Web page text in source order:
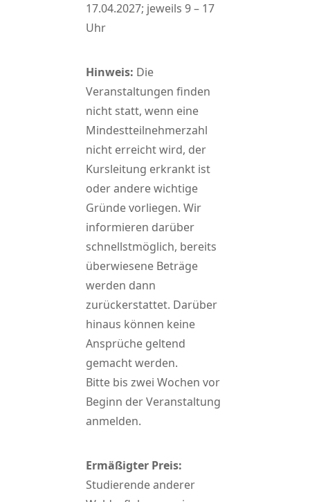
17.04.2027; jeweils 9 – 17
Uhr
Hinweis: Die
Veranstaltungen finden
nicht statt, wenn eine
Mindestteilnehmerzahl
nicht erreicht wird, der
Kursleitung erkrankt ist
oder andere wichtige
Gründe vorliegen. Wir
informieren darüber
schnellstmöglich, bereits
überwiesene Beträge
werden dann
zurückerstattet. Darüber
hinaus können keine
Ansprüche geltend
gemacht werden.
Bitte bis zwei Wochen vor
Beginn der Veranstaltung
anmelden.
Ermäßigter Preis:
Studierende anderer